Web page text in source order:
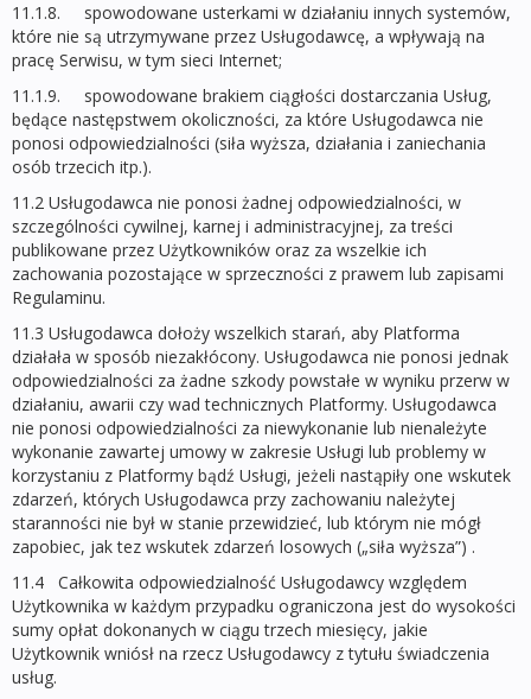
11.1.8. spowodowane usterkami w działaniu innych systemów,
które nie są utrzymywane przez Usługodawcę, a wpływają na
pracę Serwisu, w tym sieci Internet;
11.1.9. spowodowane brakiem ciągłości dostarczania Usług,
będące następstwem okoliczności, za które Usługodawca nie
ponosi odpowiedzialności (siła wyższa, działania i zaniechania
osób trzecich itp.).
11.2 Usługodawca nie ponosi żadnej odpowiedzialności, w
szczególności cywilnej, karnej i administracyjnej, za treści
publikowane przez Użytkowników oraz za wszelkie ich
zachowania pozostające w sprzeczności z prawem lub zapisami
Regulaminu.
11.3 Usługodawca dołoży wszelkich starań, aby Platforma
działała w sposób niezakłócony. Usługodawca nie ponosi jednak
odpowiedzialności za żadne szkody powstałe w wyniku przerw w
działaniu, awarii czy wad technicznych Platformy. Usługodawca
nie ponosi odpowiedzialności za niewykonanie lub nienależyte
wykonanie zawartej umowy w zakresie Usługi lub problemy w
korzystaniu z Platformy bądź Usługi, jeżeli nastąpiły one wskutek
zdarzeń, których Usługodawca przy zachowaniu należytej
staranności nie był w stanie przewidzieć, lub którym nie mógł
zapobiec, jak tez wskutek zdarzeń losowych („siła wyższa”) .
11.4 Całkowita odpowiedzialność Usługodawcy względem
Użytkownika w każdym przypadku ograniczona jest do wysokości
sumy opłat dokonanych w ciągu trzech miesięcy, jakie
Użytkownik wniósł na rzecz Usługodawcy z tytułu świadczenia
usług.